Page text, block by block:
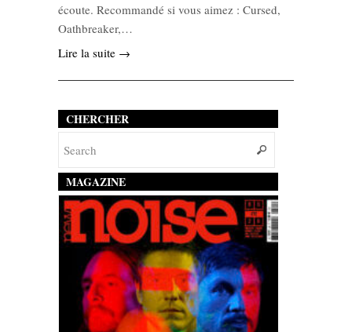
écoute. Recommandé si vous aimez : Cursed,
Oathbreaker,…
Lire la suite →
CHERCHER
MAGAZINE